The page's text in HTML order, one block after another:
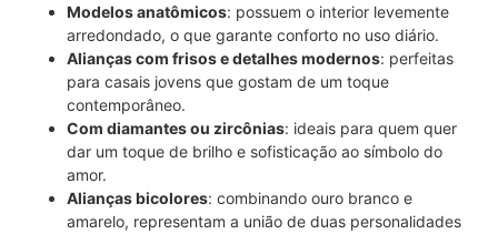
Modelos anatômicos: possuem o interior levemente
arredondado, o que garante conforto no uso diário.
Alianças com frisos e detalhes modernos: perfeitas
para casais jovens que gostam de um toque
contemporâneo.
Com diamantes ou zircônias: ideais para quem quer
dar um toque de brilho e sofisticação ao símbolo do
amor.
Alianças bicolores: combinando ouro branco e
amarelo, representam a união de duas personalidades